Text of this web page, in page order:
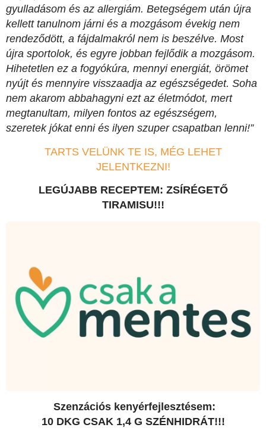
gyulladásom és az allergiám. Betegségem után újra
kellett tanulnom járni és a mozgásom évekig nem
rendeződött, a fájdalmakról nem is beszélve. Most
újra sportolok, és egyre jobban fejlődik a mozgásom.
Hihetetlen ez a fogyókúra, mennyi energiát, örömet
nyújt és mennyire visszaadja az egészségedet. Soha
nem akarom abbahagyni ezt az életmódot, mert
megtanultam, milyen fontos az egészségem,
szeretek jókat enni és ilyen szuper csapatban lenni!”
TARTS VELÜNK TE IS, MÉG LEHET
JELENTKEZNI!
LEGÚJABB RECEPTEM: ZSÍRÉGETŐ
TIRAMISU!!!
Szenzációs kenyérfejlesztésem:
10 DKG CSAK 1,4 G SZÉNHIDRÁT!!!